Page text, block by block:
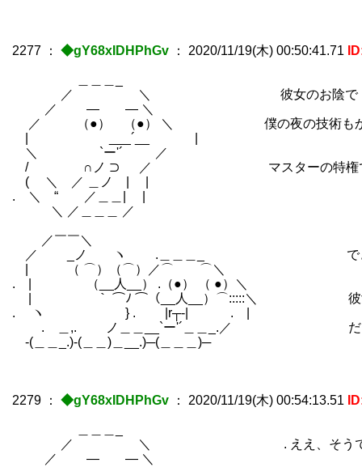
2277 ： ◆gY68xIDHPhGv ： 2020/11/19(木) 00:50:41.71
／ ＼ 彼女のお陰で
／ ― ― ＼
／ （●） （●） ＼ 僕の夜の技術もかな
| ___´__ |
＼ `ー'´ ／
/ ∩ノ ⊃ ／ マスターの特権ですね。体力
( ＼ ／ ＿ノ | |
. ＼ “ ／＿＿| |
＼ ／＿＿＿ ／
／￣￣＼
／ _ノ ヽ .＿＿＿_ できる夫がやれる
| （ ⌒）（⌒）／⌒ ⌒＼
. | （__人__） .（●） （ ●）＼
| ｀ ⌒ﾉ ⌒（__人__）⌒:::::＼ 彼女をマジ
. ヽ } . |r┬-| . |
.ゝ＿,. ノ＿＿__`ー'´＿＿_.／ だお
-(＿＿_.)-(＿＿)＿__.)─(＿＿＿)─
2279 ： ◆gY68xIDHPhGv ： 2020/11/19(木) 00:54:13.51
／ ＼ . ええ、そうです
／ ― ― ＼